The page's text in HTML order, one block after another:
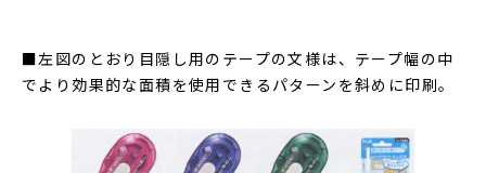
■左図のとおり目隠し用のテープの文様は、テープ幅の中
でより効果的な面積を使用できるパターンを斜めに印刷。